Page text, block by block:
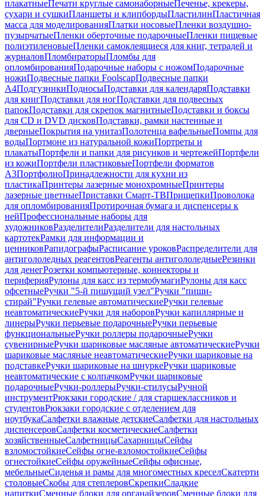
плакатныеПечати круглые самонаборныеПеченье, крекеры,
сухари и сушкиПланшеты и клипбордыПластилинПластичная
масса для моделированияПлатки носовыеПленки воздушно-
пузырчатыеПленки оберточные подарочныеПленки пищевые
полиэтиленовыеПленки самоклеящиеся для книг, тетрадей и
журналовПломбираторыПломбы для
опломбированияПодарочные наборы с ножомПодарочные
ножиПодвесные папки FoolscapПодвесные папки
А4ПодгузникиПодносыПодставки для календаряПодставки
для книгПодставки для ногПодставки для подвесных
папокПодставки для скрепок магнитныеПодставки и боксы
для CD и DVD дисковПодставки, рамки настенные и
дверныеПокрытия на унитазПолотенца вафельныеПомпы для
водыПортмоне из натуральной кожиПортреты и
плакатыПортфели и папки для рисунков и чертежейПортфели
из кожиПортфели пластиковыеПортфели форматов
А3ПортфолиоПринадлежности для кухни из
пластикаПринтеры лазерные монохромныеПринтеры
лазерные цветныеПриставки Смарт-ТВПрищепкиПроволока
для опломбированияПротирочная бумага и диспенсеры к
нейПрофессиональные наборы для
художниковРазделителиРазделители для настольных
картотекРамки для информации и
ценниковРапидографыРасписание уроковРаспределители для
антигололедных реагентовРеагенты антигололедныеРезинки
для денегРозетки компьютерные, коннекторы и
периферияРулоны для касс из термобумагиРулоны для касс
офсетныеРучки "5-й пишущий узел"Ручки "пиши-
стирай"Ручки гелевые автоматическиеРучки гелевые
неавтоматическиеРучки для наборовРучки капиллярные и
линерыРучки перьевые подарочныеРучки перьевые
функциональныеРучки роллеры подарочныеРучки
сувенирныеРучки шариковые масляные автоматическиеРучки
шариковые масляные неавтоматическиеРучки шариковые на
подставкеРучки шариковые на шнуркеРучки шариковые
неавтоматические с колпачкомРучки шариковые
подарочныеРучки-роллерыРучки-стилусыРучной
инструментРюкзаки городские / для старшеклассников и
студентовРюкзаки городские с отделением для
ноутбукаСалфетки влажные детскиеСалфетки для настольных
диспенсеровСалфетки косметическиеСалфетки
хозяйственныеСалфетницыСахарницыСейфы
взломостойкиеСейфы огне-взломостойкиеСейфы
огнестойкиеСейфы оружейныеСейфы офисные,
мебельныеСиденья и рамы для многоместных креселСкатерти
столовыеСкобы для степлеровСкрепкиСладкие
напиткиСменные блоки для органайзеровСменные блоки для